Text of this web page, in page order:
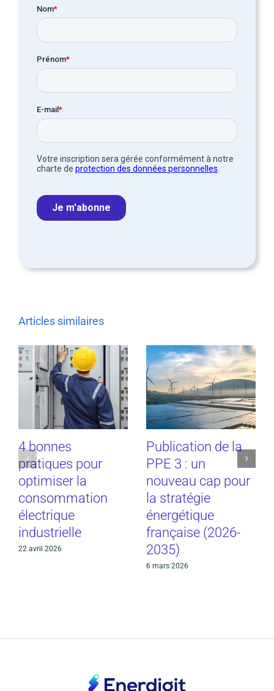
Articles similaires
4 bonnes
pratiques pour
optimiser la
consommation
électrique
industrielle
22 avril 2026
Publication de la
PPE 3 : un
nouveau cap pour
la stratégie
énergétique
française (2026-
2035)
6 mars 2026